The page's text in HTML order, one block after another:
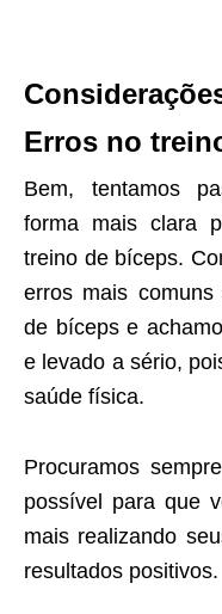
Erros no
Bem, tentamos
forma mais clara
treino de bíceps.
erros mais
de bíceps e
e levado a sério,
saúde física.
Procuramos
possível para que
mais realizando
resultados positivos.